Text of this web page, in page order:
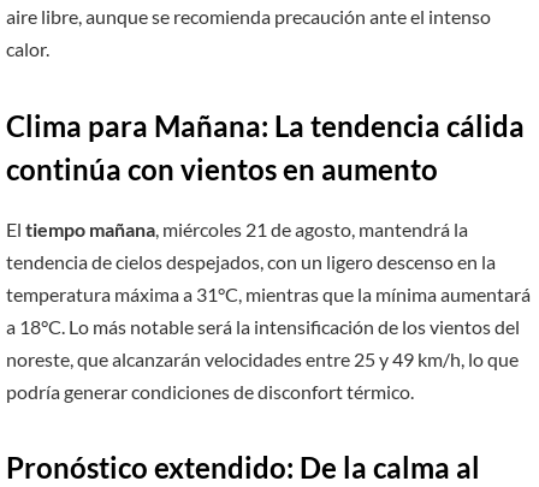
aire libre, aunque se recomienda precaución ante el intenso
calor.
Clima para Mañana: La tendencia cálida
continúa con vientos en aumento
El tiempo mañana , miércoles 21 de agosto, mantendrá la
tendencia de cielos despejados, con un ligero descenso en la
temperatura máxima a 31°C, mientras que la mínima aumentará
a 18°C. Lo más notable será la intensificación de los vientos del
noreste, que alcanzarán velocidades entre 25 y 49 km/h, lo que
podría generar condiciones de disconfort térmico.
Pronóstico extendido: De la calma al